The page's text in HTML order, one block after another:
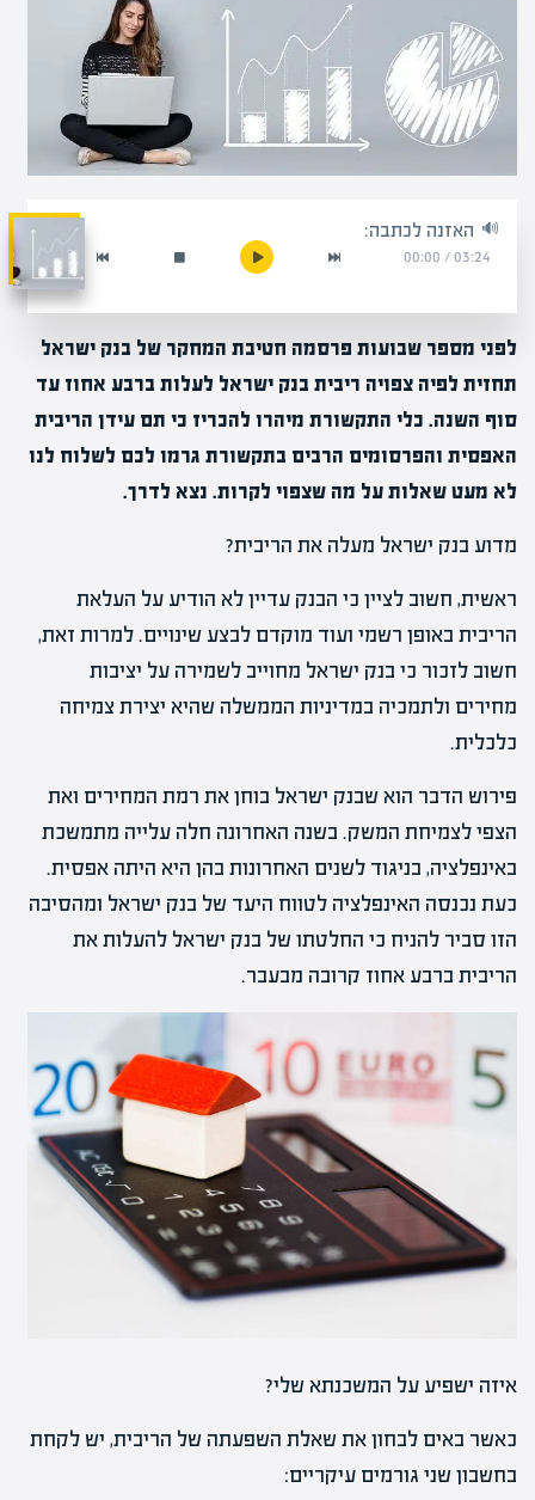
האזנה לכתבה:
03:24
/
00:00
לפני מספר שבועות פרסמה חטיבת המחקר של בנק ישראל
תחזית לפיה צפויה ריבית בנק ישראל לעלות ברבע אחוז עד
סוף השנה. כלי התקשורת מיהרו להכריז כי תם עידן הריבית
האפסית והפרסומים הרבים בתקשורת גרמו לכם לשלוח לנו
לא מעט שאלות על מה שצפוי לקרות. נצא לדרך.
מדוע בנק ישראל מעלה את הריבית?
ראשית, חשוב לציין כי הבנק עדיין לא הודיע על העלאת
הריבית באופן רשמי ועוד מוקדם לבצע שינויים. למרות זאת,
חשוב לזכור כי בנק ישראל מחוייב לשמירה על יציבות
מחירים ולתמכיה במדיניות הממשלה שהיא יצירת צמיחה
כלכלית.
פירוש הדבר הוא שבנק ישראל בוחן את רמת המחירים ואת
הצפי לצמיחת המשק. בשנה האחרונה חלה עלייה מתמשכת
באינפלציה, בניגוד לשנים האחרונות בהן היא היתה אפסית.
כעת נכנסה האינפלציה לטווח היעד של בנק ישראל ומהסיבה
הזו סביר להניח כי החלטתו של בנק ישראל להעלות את
הריבית ברבע אחוז קרובה מבעבר.
איזה ישפיע על המשכנתא שלי?
כאשר באים לבחון את שאלת השפעתה של הריבית, יש לקחת
בחשבון שני גורמים עיקריים: